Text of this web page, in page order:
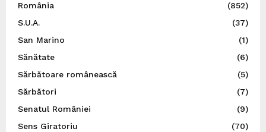
România
(852)
S.U.A.
(37)
San Marino
(1)
Sănătate
(6)
Sărbătoare românească
(5)
Sărbători
(7)
Senatul României
(9)
Sens Giratoriu
(70)